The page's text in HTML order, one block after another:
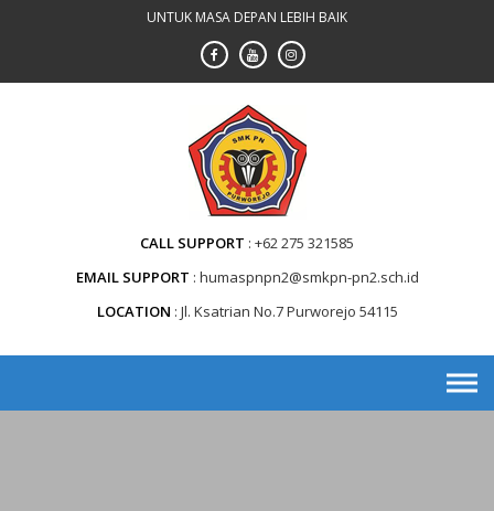
UNTUK MASA DEPAN LEBIH BAIK
CALL SUPPORT +62 275 321585
EMAIL SUPPORT humaspnpn2@smkpn-pn2.sch.id
LOCATION Jl. Ksatrian No.7 Purworejo 54115